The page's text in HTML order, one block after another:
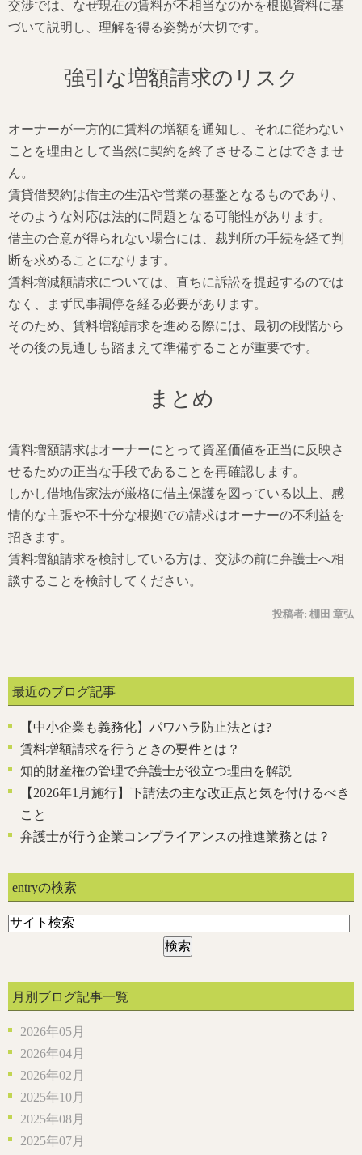
交渉では、なぜ現在の賃料が不相当なのかを根拠資料に基
づいて説明し、理解を得る姿勢が大切です。
強引な増額請求のリスク
オーナーが一方的に賃料の増額を通知し、それに従わない
ことを理由として当然に契約を終了させることはできませ
ん。
賃貸借契約は借主の生活や営業の基盤となるものであり、
そのような対応は法的に問題となる可能性があります。
借主の合意が得られない場合には、裁判所の手続を経て判
断を求めることになります。
賃料増減額請求については、直ちに訴訟を提起するのでは
なく、まず民事調停を経る必要があります。
そのため、賃料増額請求を進める際には、最初の段階から
その後の見通しも踏まえて準備することが重要です。
まとめ
賃料増額請求はオーナーにとって資産価値を正当に反映さ
せるための正当な手段であることを再確認します。
しかし借地借家法が厳格に借主保護を図っている以上、感
情的な主張や不十分な根拠での請求はオーナーの不利益を
招きます。
賃料増額請求を検討している方は、交渉の前に弁護士へ相
談することを検討してください。
投稿者: 棚田 章弘
最近のブログ記事
【中小企業も義務化】パワハラ防止法とは?
賃料増額請求を行うときの要件とは？
知的財産権の管理で弁護士が役立つ理由を解説
【2026年1月施行】下請法の主な改正点と気を付けるべき
こと
弁護士が行う企業コンプライアンスの推進業務とは？
entryの検索
月別ブログ記事一覧
2026年05月
2026年04月
2026年02月
2025年10月
2025年08月
2025年07月